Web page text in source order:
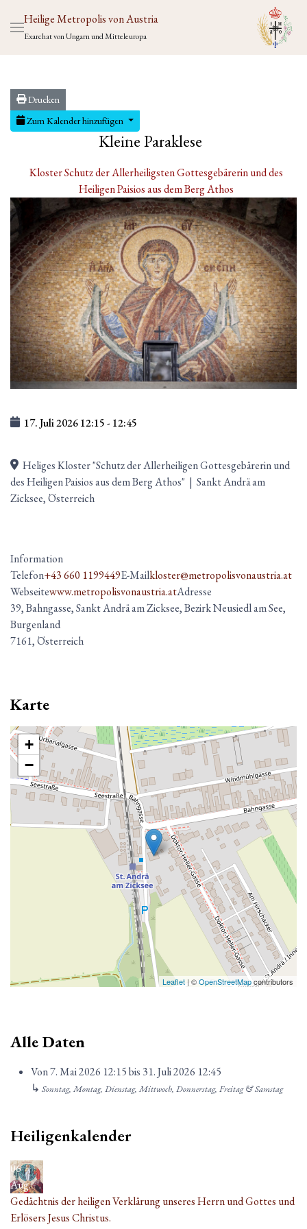
Heilige Metropolis von Austria
Exarchat von Ungarn und Mitteleuropa
Drucken
Zum Kalender hinzufügen
Kleine Paraklese
Kloster Schutz der Allerheiligsten Gottesgebärerin und des
Heiligen Paisios aus dem Berg Athos
17. Juli 202612:15- 12:45
Heliges Kloster "Schutz der Allerheiligen Gottesgebärerin und
des Heiligen Paisios aus dem Berg Athos" | Sankt Andrä am
Zicksee, Österreich
Information
Telefon+43 660 1199449E-Mailkloster@metropolisvonaustria.at
Webseitewww.metropolisvonaustria.atAdresse
39, Bahngasse, Sankt Andrä am Zicksee, Bezirk Neusiedl am See,
Burgenland
7161, Österreich
Karte
+
−
Leaflet | ©OpenStreetMapcontributors
Alle Daten
Von7. Mai 2026 12:15bis 31. Juli 2026 12:45
↳ Sonntag, Montag, Dienstag, Mittwoch, Donnerstag, Freitag & Samstag
Heiligenkalender
06
Aug.
Gedächtnis der heiligen Verklärung unseres Herrn und Gottes und
Erlösers Jesus Christus.